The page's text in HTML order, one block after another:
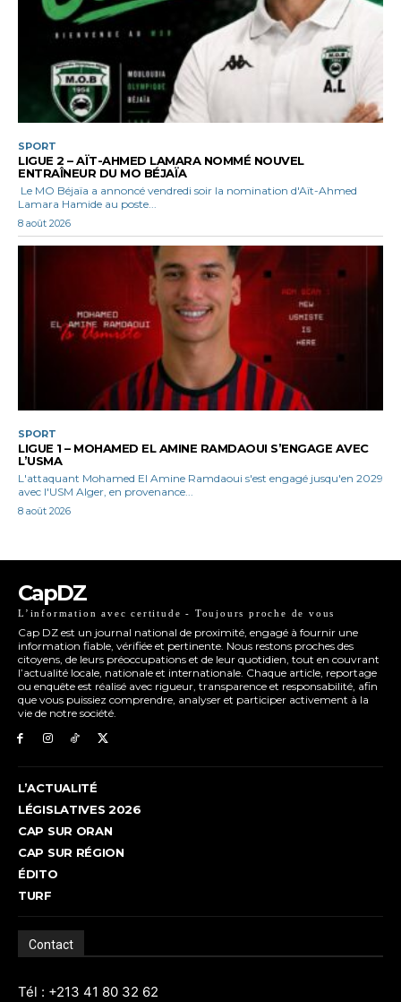
SPORT
LIGUE 2 – AÏT-AHMED LAMARA NOMMÉ NOUVEL
ENTRAÎNEUR DU MO BÉJAÏA
Le MO Béjaïa a annoncé vendredi soir la nomination d'Aït-Ahmed
Lamara Hamide au poste...
8 août 2026
SPORT
LIGUE 1 – MOHAMED EL AMINE RAMDAOUI S’ENGAGE AVEC
L’USMA
L'attaquant Mohamed El Amine Ramdaoui s'est engagé jusqu'en 2029
avec l'USM Alger, en provenance...
8 août 2026
CapDZ
L’information avec certitude - Toujours proche de vous
Cap DZ est un journal national de proximité, engagé à fournir une
information fiable, vérifiée et pertinente. Nous restons proches des
citoyens, de leurs préoccupations et de leur quotidien, tout en couvrant
l’actualité locale, nationale et internationale. Chaque article, reportage
ou enquête est réalisé avec rigueur, transparence et responsabilité, afin
que vous puissiez comprendre, analyser et participer activement à la
vie de notre société.
L’ACTUALITÉ
LÉGISLATIVES 2026
CAP SUR ORAN
CAP SUR RÉGION
ÉDITO
TURF
Contact
Tél : +213 41 80 32 62